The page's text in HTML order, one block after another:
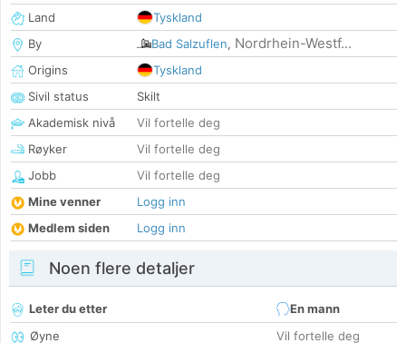
Land
Tyskland
By
Bad Salzuflen, Nordrhein-Westf...
Origins
Tyskland
Sivil status
Skilt
Akademisk nivå
Vil fortelle deg
Røyker
Vil fortelle deg
Jobb
Vil fortelle deg
Mine venner
Logg inn
Medlem siden
Logg inn
Noen flere detaljer
Leter du etter
En mann
Øyne
Vil fortelle deg